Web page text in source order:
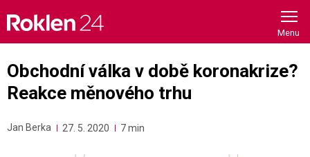
content
Obchodní válka v době koronakrize?
Reakce měnového trhu
Jan Berka 27. 5. 2020 7 min